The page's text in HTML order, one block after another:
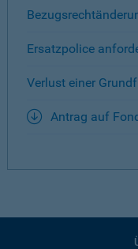
Ersatzpolice
Verlust einer
Antrag auf